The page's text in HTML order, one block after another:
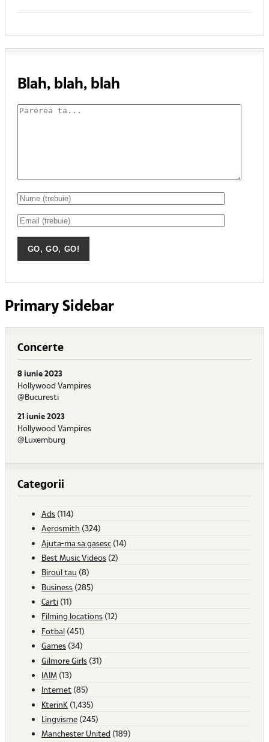
Blah, blah, blah
Primary Sidebar
Concerte
8 iunie 2023
Hollywood Vampires
@Bucuresti
21 iunie 2023
Hollywood Vampires
@Luxemburg
Categorii
Ads (114)
Aerosmith (324)
Ajuta-ma sa gasesc (14)
Best Music Videos (2)
Biroul tau (8)
Business (285)
Carti (11)
Filming locations (12)
Fotbal (451)
Games (34)
Gilmore Girls (31)
IAIM (13)
Internet (85)
KterinK (1,435)
Lingvisme (245)
Manchester United (189)